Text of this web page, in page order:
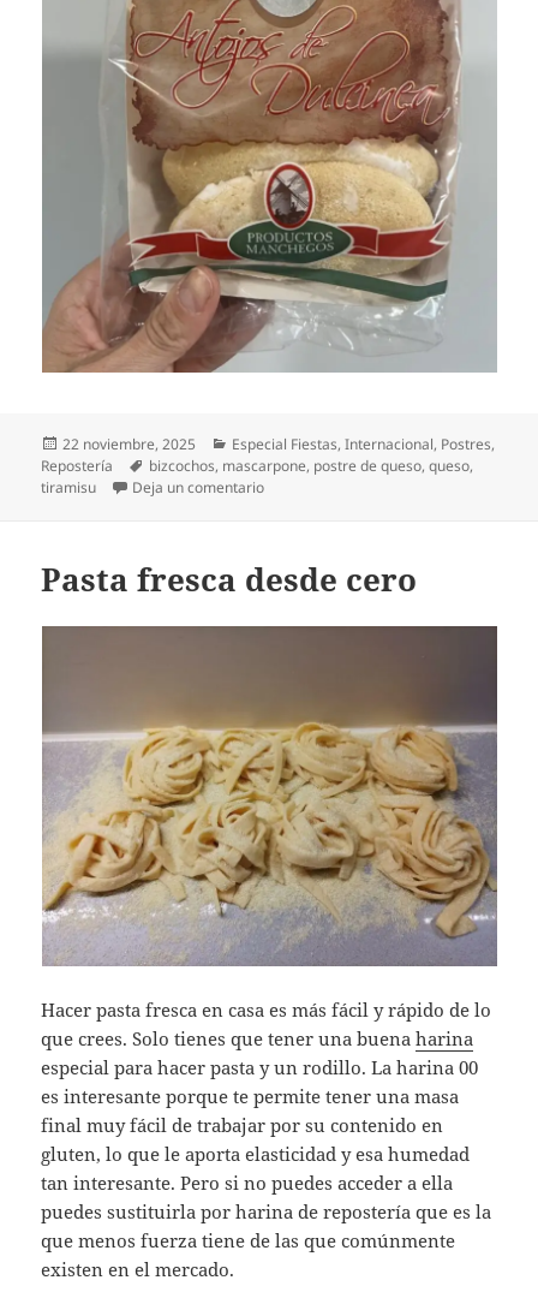
Publicado
el
22 noviembre, 2025 Categorías
Especial Fiestas,Internacional, Postres,
Repostería
Etiquetas
bizcochos, mascarpone, postre de queso,queso,
tiramisu
Deja un comentarioen Tiramisú
Pasta fresca desde cero
Hacer pasta fresca en casa es más fácil y rápido de lo
que crees. Solo tienes que tener una buenaharina
especial para hacer pasta y un rodillo. La harina 00
es interesante porque te permite tener una masa
final muy fácil de trabajar por su contenido en
gluten, lo que le aporta elasticidad y esa humedad
tan interesante. Pero si no puedes acceder a ella
puedes sustituirla por harina de repostería que es la
que menos fuerza tiene de las que comúnmente
existen en el mercado.